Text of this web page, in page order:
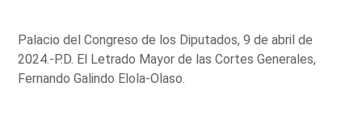
Palacio del Congreso de los Diputados, 9 de abril de
2024.-P.D. El Letrado Mayor de las Cortes Generales,
Fernando Galindo Elola-Olaso.